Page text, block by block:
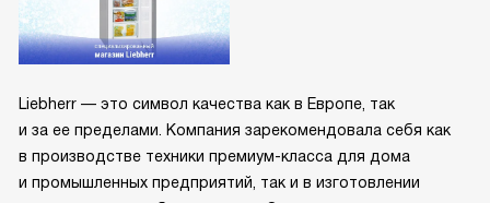
Liebherr — это символ качества как в Европе, так
и за ее пределами. Компания зарекомендовала себя как
в производстве техники премиум-класса для дома
и промышленных предприятий, так и в изготовлении